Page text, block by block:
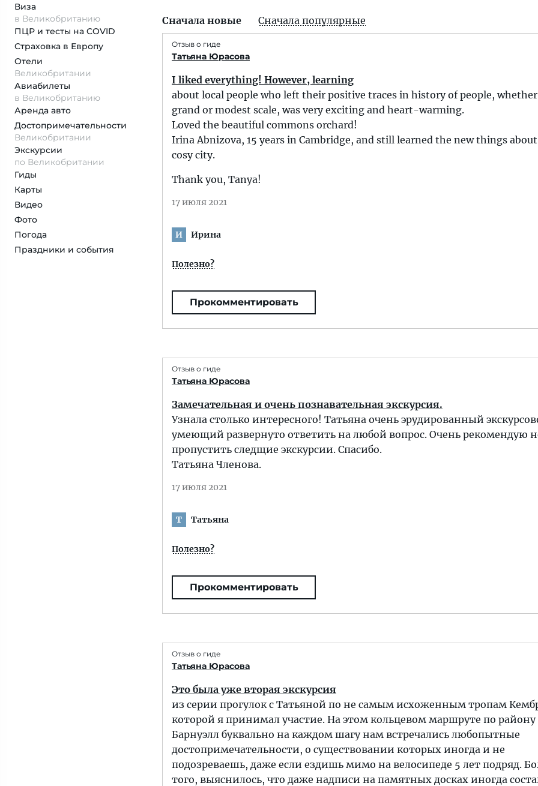
Виза
в Великобританию
ПЦР и тесты на COVID
Страховка в Европу
Отели
Великобритании
Авиабилеты
в Великобританию
Аренда авто
Достопримеча­тельности
Великобритании
Экскурсии
по Великобритании
Гиды
Карты
Видео
Фото
Погода
Праздники и события
Сначала новые Сначала популярные
Отзыв о гиде
Татьяна Юрасова
I liked everything! However, learning
about local people who left their positive traces in history of people,
grand or modest scale, was very exciting and heart-warming.
Loved the beautiful commons orchard!
Irina Abnizova, 15 years in Cambridge, and still learned the new things
cosy city.
Thank you, Tanya!
17 июля 2021
И Ирина
Полезно?
Прокомментировать
Отзыв о гиде
Татьяна Юрасова
Замечательная и очень познавательная экскурсия.
Узнала столько интересного! Татьяна очень эрудированный
умеющий развернуто ответить на любой вопрос. Очень рекомендую
пропустить следщие экскурсии. Спасибо.
Татьяна Членова.
17 июля 2021
Т Татьяна
Полезно?
Прокомментировать
Отзыв о гиде
Татьяна Юрасова
Это была уже вторая экскурсия
из серии прогулок с Татьяной по не самым исхоженным тропам
которой я принимал участие. На этом кольцевом маршруте по району
Барнуэлл буквально на каждом шагу нам встречались любопытные
достопримечательности, о существовании которых иногда и не
подозреваешь, даже если ездишь мимо на велосипеде 5 лет подряд.
того, выяснилось, что даже надписи на памятных досках иногда